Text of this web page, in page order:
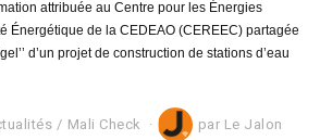
attribuée au Centre pour les Énergies
Énergétique de la CEDEAO (CEREEC) partagée
d’un projet de construction de stations d’eau
/ Mali Check par Le Jalon